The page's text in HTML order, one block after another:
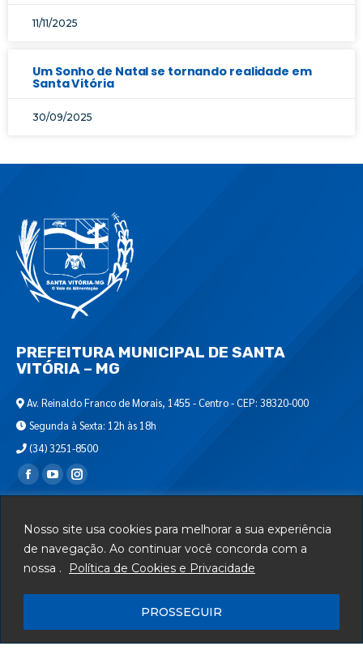
Nosso site usa cookies para melhorar a sua experiência
de navegação. Ao continuar você concorda com a
nossa .
Política de Cookies e Privacidade
PROSSEGUIR
11/11/2025
Um Sonho de Natal se tornando realidade em
Santa Vitória
30/09/2025
PREFEITURA MUNICIPAL DE SANTA
VITÓRIA – MG
Av. Reinaldo Franco de Morais, 1455 - Centro - CEP: 38320-000
Segunda à Sexta: 12h às 18h
(34) 3251-8500
Encontre-nos em:
Departamento de T.I.
Serviços
Telefones Úteis